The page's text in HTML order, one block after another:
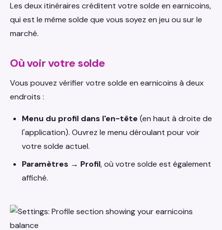
Les deux itinéraires créditent votre solde en earnicoins,
qui est le même solde que vous soyez en jeu ou sur le
marché.
Où voir votre solde
Vous pouvez vérifier votre solde en earnicoins à deux
endroits :
Menu du profil dans l'en-tête (en haut à droite de
l'application). Ouvrez le menu déroulant pour voir
votre solde actuel.
Paramètres → Profil, où votre solde est également
affiché.